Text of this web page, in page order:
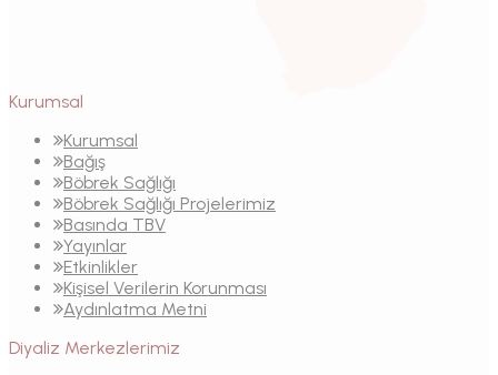
Kurumsal
Kurumsal
Bağış
Böbrek Sağlığı
Böbrek Sağlığı Projelerimiz
Basında TBV
Yayınlar
Etkinlikler
Kişisel Verilerin Korunması
Aydınlatma Metni
Diyaliz Merkezlerimiz